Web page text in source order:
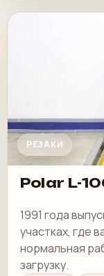
РЕЗАКИ
Polar L-
1991 года
участках, где
нормальная
загрузку.